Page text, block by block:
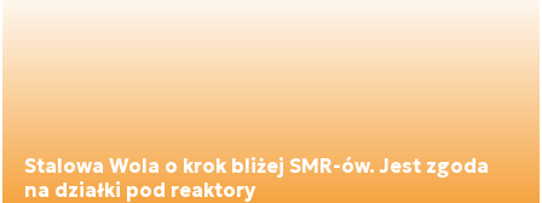
Stalowa Wola o krok bliżej SMR-ów. Jest zgoda
na działki pod reaktory